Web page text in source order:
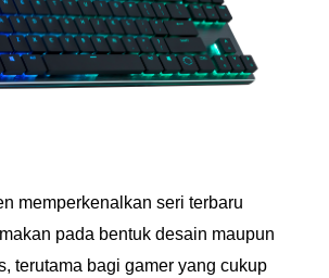
memperkenalkan seri terbaru
pada bentuk desain maupun
terutama bagi gamer yang cukup